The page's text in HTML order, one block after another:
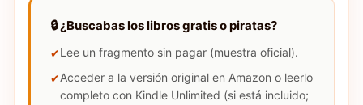
🔒 ¿Buscabas los libros gratis o piratas?
Lee un fragmento sin pagar (muestra oficial).
Acceder a la versión original en Amazon o leerlo
completo con Kindle Unlimited (si está incluido;